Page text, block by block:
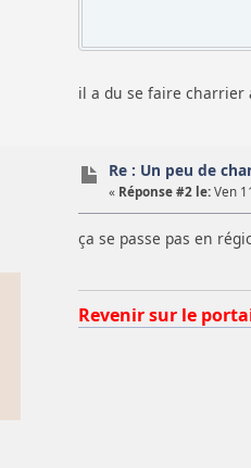
il a du se faire charrier
Re : Un peu de
« Réponse #2 le: Ven
ça se passe pas en
Revenir sur le